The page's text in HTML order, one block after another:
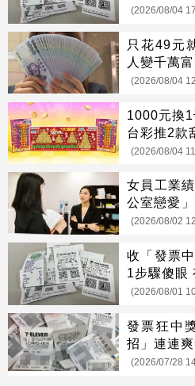
(2026/08/04
只花49元
人變千萬
(2026/08/04
1000元換1
台彩推2款
(2026/08/04
女員工業
公室戀愛
她贏了
(2026/08/02
收「發票
1步驟傻眼
(2026/08/01
發票狂中
招」連連
(2026/07/28